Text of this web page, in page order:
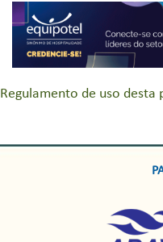
Regulamento de uso desta